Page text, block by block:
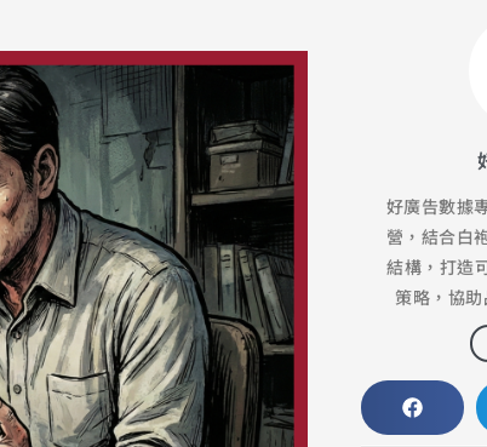
好廣告數據
營，結合白
結構，打造
策略，協